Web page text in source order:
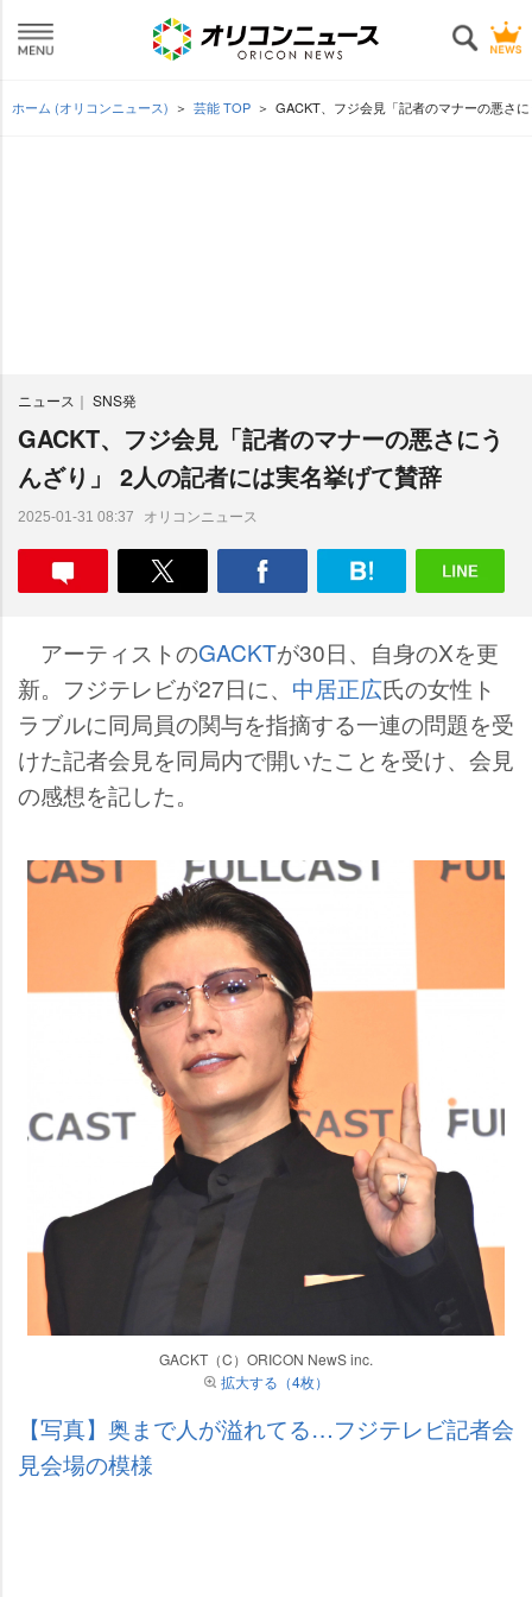
ホーム (オリコンニュース) 芸能 TOP GACKT、フジ会見「記者のマナーの悪さ
ニュース SNS発
GACKT、フジ会見「記者のマナーの悪さにう
んざり」 2人の記者には実名挙げて賛辞
2025-01-31 08:37 オリコンニュース
アーティストのGACKTが30日、自身のXを更
新。フジテレビが27日に、 中居正広氏の女性ト
ラブルに同局員の関与を指摘する一連の問題を受
けた記者会見を同局内で開いたことを受け、会見
の感想を記した。
GACKT（C）ORICON NewS inc.
拡大する（4枚）
【写真】奥まで人が溢れてる…フジテレビ記者会
見会場の模様